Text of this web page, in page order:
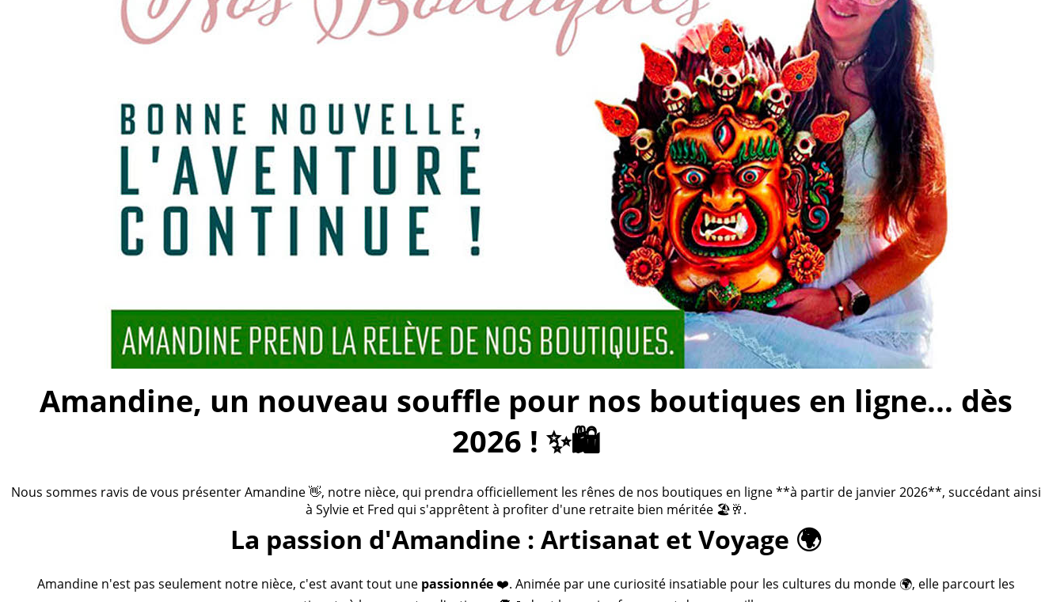
Amandine, un nouveau souffle pour nos boutiques en ligne... dès
2026 ! ✨🛍️
Nous sommes ravis de vous présenter Amandine 👋, notre nièce, qui prendra officiellement les rênes de nos boutiques en ligne **à partir de janvier 2026**, succédant ainsi
à Sylvie et Fred qui s'apprêtent à profiter d'une retraite bien méritée 🏖️🥂.
La passion d'Amandine : Artisanat et Voyage 🌍
Amandine n'est pas seulement notre nièce, c'est avant tout une passionnée❤️. Animée par une curiosité insatiable pour les cultures du monde 🌍, elle parcourt les